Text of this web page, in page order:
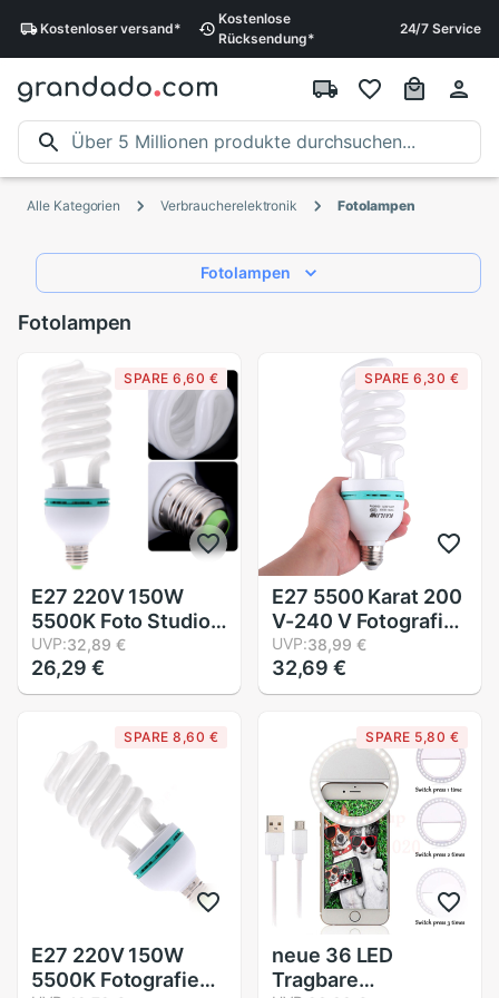
Kostenloserversand*
Kostenlose
Rücksendung*
24/7 Service
Alle Kategorien Verbraucherelektronik Fotolampen
Fotolampen
Fotolampen
SPARE 6,60 €
E27 220V 150W
5500K Foto Studio
Birne Video Weiß
Fotografie Licht
Tageslicht Lampe
UVP:32,89 €
26,29 €
SPARE 6,30 €
E27 5500 Karat 200
V-240 V Fotografie
Studio Beleuchtung
Glühlampe-foto-
beleuchtung
Ausgewogene
Energiesparende
leuchtstoff lampe
UVP:38,99 €
32,69 €
SPARE 8,60 €
E27 220V 150W
5500K Fotografie
SPARE 5,80 €
neue 36 LED
Tragbare